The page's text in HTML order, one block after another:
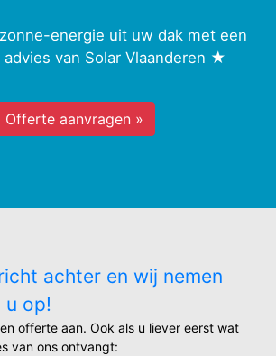
energie uit uw dak met een
advies van Solar Vlaanderen ★
Offerte aanvragen »
achter en wij nemen
op!
offerte aan. Ook als u liever eerst wat
van ons ontvangt: